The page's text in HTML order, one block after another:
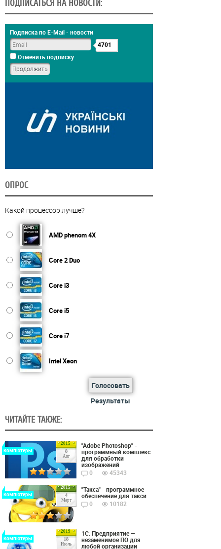
ПОДПИСАТЬСЯ НА НОВОСТИ:
Подписка по E-Mail - новости
4701
Отменить подписку
ОПРОС
Какой процессор лучше?
AMD phenom 4X
Core 2 Duo
Core i3
Core i5
Core i7
Intel Xeon
Голосовать
Результаты
ЧИТАЙТЕ ТАКЖЕ:
2015
8
Авг
Компютеры
"Adobe Photoshop" -
программный комплекс
для обработки
изображений
0
45343
2015
4
Март
Компютеры
"Такса" - программное
обеспечение для такси
0
10182
2019
18
Июль
Компютеры
1С: Предприятие —
незаменимое ПО для
любой организации